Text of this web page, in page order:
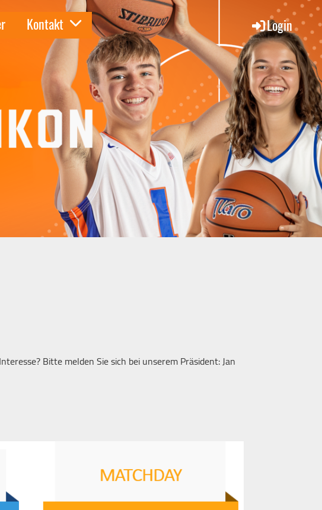
Kontakt Login
Bitte melden Sie sich bei unserem Präsident: Jan